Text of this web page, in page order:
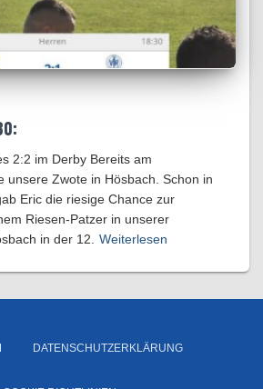
2:2 im Derby Bereits am
unsere Zwote in Hösbach. Schon in
Eric die riesige Chance zur
Riesen-Patzer in unserer
in der 12. Weiterlesen
DATENSCHUTZERKLÄRUNG